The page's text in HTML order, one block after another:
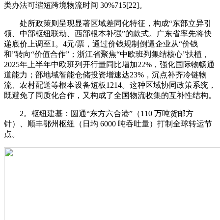
类办法可缩短跨境物流时间 30%715[22]。
处所政策则呈现显著区域差同化特征，构成“东部立异引
领、中部枢纽联动、西部根本补强”的款式。广东省率先将快
递底价上调至1。4元/票，通过价钱规制倒逼企业从“价钱
和”转向“价值合作”；浙江省聚焦“中欧班列集结核心”扶植，
2025年上半年中欧班列开行量同比增加22%，强化国际物畅通
道能力；部地域智能仓储投资增速达23%，沉点补齐冷链物
流、农村配送等根本设备短板1214。这种区域协同政策系统，
既避免了同质化合作，又构成了全国物流收集的互补性结构。
2。枢纽建基：圆通“东方六合港”（110 万吨货邮方
针）、顺丰鄂州枢纽（日均 6000 吨吞吐量）打制全球转运节
点。